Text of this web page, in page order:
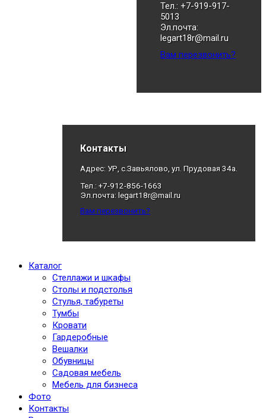
Тел.: +7-919-917-
5013
Эл.почта:
legart18r@mail.ru
Вам перезвонить?
Контакты
Адрес: УР, с.Завьялово, ул. Прудовая 34а.
Тел.: +7-912-856-1663
Эл.почта: legart18r@mail.ru
Вам перезвонить?
Каталог
Стеллажи и шкафы
Столы и подстолья
Стулья, табуреты
Тумбы
Кровати
Гардеробные
Вешалки
Обувницы
Садовая мебель
Мебель для бизнеса
Фото
Контакты